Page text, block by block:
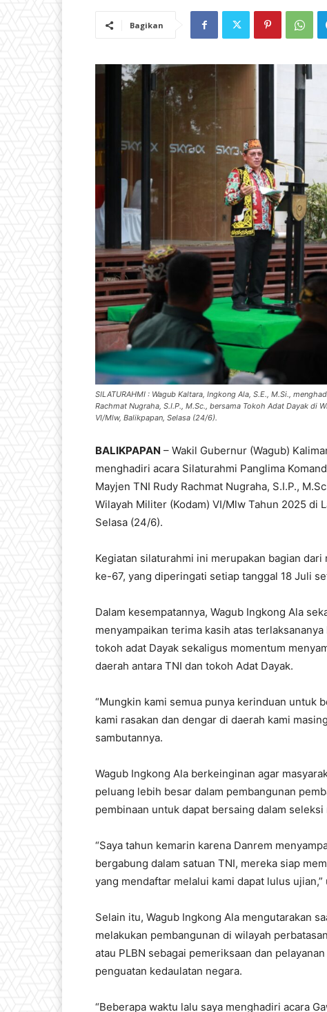
Bagikan
SILATURAHMI : Wagub Kaltara, Ingkong Ala, S.E., M.Si.,
Rachmat Nugraha, S.I.P., M.Sc., bersama Tokoh Adat Dayak di
VI/Mlw, Balikpapan, Selasa (24/6).
BALIKPAPAN – Wakil Gubernur (Wagub)
menghadiri acara Silaturahmi Panglima
Mayjen TNI Rudy Rachmat Nugraha, S.I.P.,
Wilayah Militer (Kodam) VI/Mlw Tahun 2025 di
Selasa (24/6).
Kegiatan silaturahmi ini merupakan bagian
ke-67, yang diperingati setiap tanggal 18 Juli
Dalam kesempatannya, Wagub Ingkong Ala
menyampaikan terima kasih atas
tokoh adat Dayak sekaligus momentum
daerah antara TNI dan tokoh Adat Dayak.
“Mungkin kami semua punya kerinduan untuk
kami rasakan dan dengar di daerah kami
sambutannya.
Wagub Ingkong Ala berkeinginan agar
peluang lebih besar dalam pembangunan
pembinaan untuk dapat bersaing dalam
“Saya tahun kemarin karena Danrem
bergabung dalam satuan TNI, mereka siap
yang mendaftar melalui kami dapat lulus ujian,”
Selain itu, Wagub Ingkong Ala mengutarakan
melakukan pembangunan di wilayah
atau PLBN sebagai pemeriksaan dan
penguatan kedaulatan negara.
“Beberapa waktu lalu saya menghadiri acara